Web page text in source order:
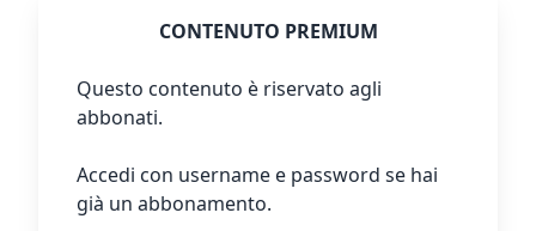
CONTENUTO PREMIUM
Questo contenuto è riservato agli
abbonati.
Accedi con username e password se hai
già un abbonamento.